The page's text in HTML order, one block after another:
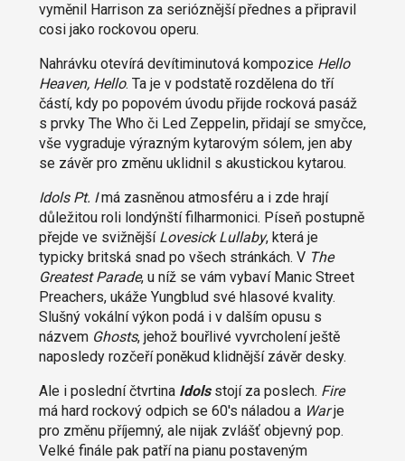
vyměnil Harrison za serióznější přednes a připravil
cosi jako rockovou operu.
Nahrávku otevírá devítiminutová kompozice Hello
Heaven, Hello. Ta je v podstatě rozdělena do tří
částí, kdy po popovém úvodu přijde rocková pasáž
s prvky The Who či Led Zeppelin, přidají se smyčce,
vše vygraduje výrazným kytarovým sólem, jen aby
se závěr pro změnu uklidnil s akustickou kytarou.
Idols Pt. Imá zasněnou atmosféru a i zde hrají
důležitou roli londýnští filharmonici. Píseň postupně
přejde ve svižnějšíLovesick Lullaby, která je
typicky britská snad po všech stránkách. V The
Greatest Parade, u níž se vám vybaví Manic Street
Preachers, ukáže Yungblud své hlasové kvality.
Slušný vokální výkon podá i v dalším opusu s
názvem Ghosts, jehož bouřlivé vyvrcholení ještě
naposledy rozčeří poněkud klidnější závěr desky.
Ale i poslední čtvrtina Idolsstojí za poslech. Fire
má hard rockový odpich se 60's náladou a Warje
pro změnu příjemný, ale nijak zvlášť objevný pop.
Velké finále pak patří na pianu postaveným